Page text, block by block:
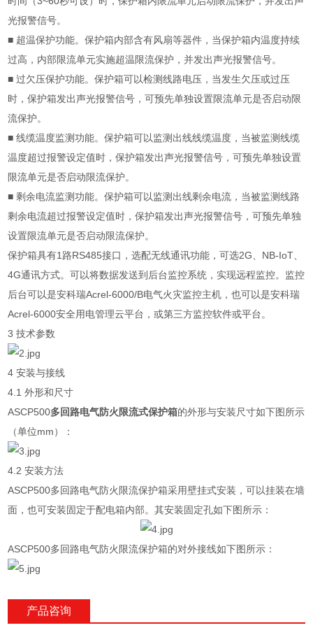
光报警信号。
■ 超温保护功能。保护箱内部含有风扇等器件，当保护箱内温度持续
过高，内部限流单元实施超温限流保护，并发出声光报警信号。
■ 过欠压保护功能。保护箱可以检测线路电压，当发生欠压或过压
时，保护箱发出声光报警信号，可预先单独设置限流单元是否启动限
流保护。
■ 线缆温度监测功能。保护箱可以监测出线线缆温度，当被监测线缆
温度超过报警设定值时，保护箱发出声光报警信号，可预先单独设置
限流单元是否启动限流保护。
■ 剩余电流监测功能。保护箱可以监测出线剩余电流，当被监测线路
剩余电流超过报警设定值时，保护箱发出声光报警信号，可预先单独
设置限流单元是否启动限流保护。
保护箱具有1路RS485接口，选配无线通讯功能，可选2G、NB-IoT、
4G通讯方式。可以将数据发送到后台监控系统，实现远程监控。监控
后台可以是安科瑞Acrel-6000/B电气火灾监控主机，也可以是安科瑞
Acrel-6000安全用电管理云平台，或第三方监控软件或平台。
3 技术参数
4 安装与接线
4.1 外形和尺寸
ASCP500多回路电气防火限流式保护箱的外形与安装尺寸如下图所示
（单位mm）：
4.2 安装方法
ASCP500多回路电气防火限流保护箱采用壁挂式安装，可以挂装在墙
面，也可安装固定于配电箱内部。其安装固定孔如下图所示：
ASCP500多回路电气防火限流保护箱的对外接线如下图所示：
产品咨询